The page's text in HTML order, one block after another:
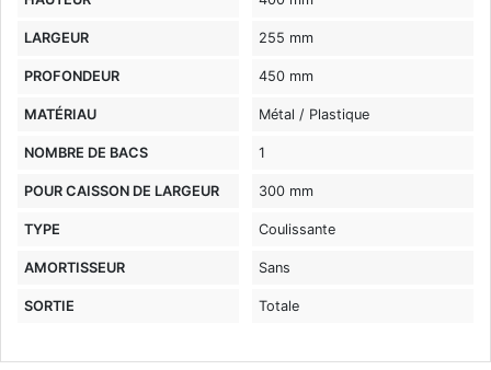
LARGEUR 255 mm
PROFONDEUR 450 mm
MATÉRIAU Métal / Plastique
NOMBRE DE BACS 1
POUR CAISSON DE LARGEUR 300 mm
TYPE Coulissante
AMORTISSEUR Sans
SORTIE Totale